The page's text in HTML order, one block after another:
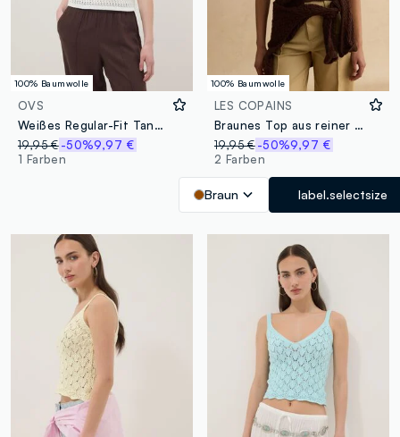
100% Baumwolle
OVS
Weißes Regular-Fit Tanktop aus reiner Baumwolle mit Lochstrickmuster
19,95 €-50%9,97 €
1 Farben
100% Baumwolle
LES COPAINS
Braunes Top aus reiner Baumwolle mit durchbrochener Struktur
19,95 € -50%9,97 €
2 Farben
Braun label.selectsize